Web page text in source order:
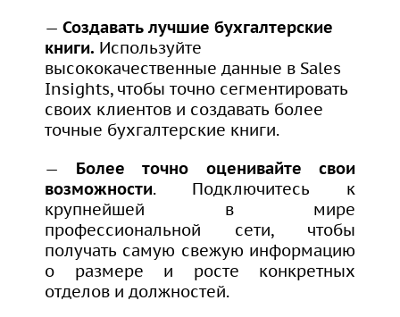
— Создавать лучшие бухгалтерские
книги. Используйте
высококачественные данные в Sales
Insights, чтобы точно сегментировать
своих клиентов и создавать более
точные бухгалтерские книги.
— Более точно оценивайте свои
возможности. Подключитесь к
крупнейшей в мире
профессиональной сети, чтобы
получать самую свежую информацию
о размере и росте конкретных
отделов и должностей.